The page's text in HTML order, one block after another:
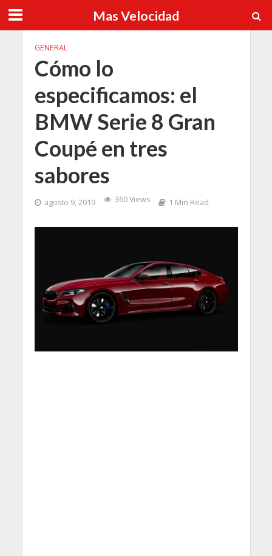
Mas Velocidad
GENERAL
Cómo lo
especificamos: el
BMW Serie 8 Gran
Coupé en tres
sabores
agosto 9, 2019 360 Views 1 Min Read